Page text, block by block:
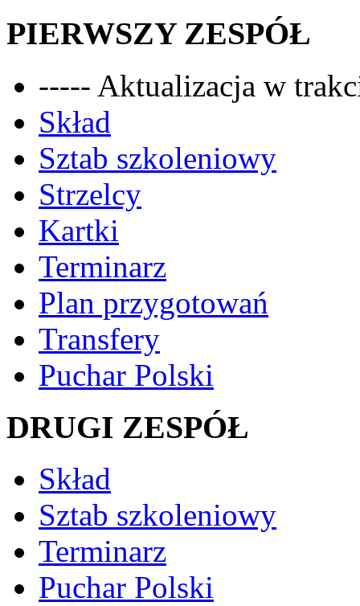
PIERWSZY ZESPÓŁ
----- Aktualizacja w
Skład
Sztab szkoleniowy
Strzelcy
Kartki
Terminarz
Plan przygotowań
Transfery
Puchar Polski
DRUGI ZESPÓŁ
Skład
Sztab szkoleniowy
Terminarz
Puchar Polski